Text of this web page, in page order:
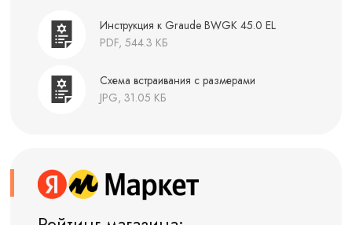
Инструкция к Graude BWGK 45.0 EL
PDF, 544.3 КБ
Схема встраивания с размерами
JPG, 31.05 КБ